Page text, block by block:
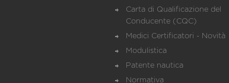
Carta di Qualificazione del
Conducente (CQC)
Medici Certificatori - Novità
Modulistica
Patente nautica
Normativa